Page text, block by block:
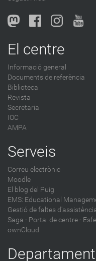
El centre
Informació general
Documents de referència
Biblioteca
Revista
Secretaria
IOC
AMPA
Serveis
Correu electrònic
Moodle
El blog del Puig
EMS: Educational
Gestió de faltes
Saga - Portal de centre -
ownCloud